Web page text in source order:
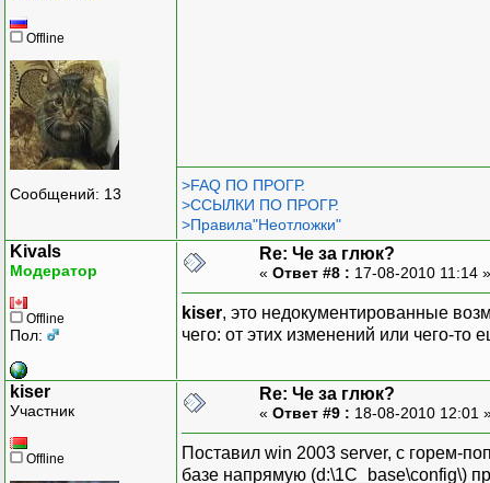
Offline
Сообщений: 13
>FAQ ПО ПРОГР.
>ССЫЛКИ ПО ПРОГР.
>Правила"Неотложки"
Kivals
Модератор
Offline
Пол:
Re: Че за глюк?
« Ответ #8 : 17-08-2010 11:14
kiser, это недокументированные
чего: от этих изменений или чего-то
kiser
Участник
Offline
Re: Че за глюк?
« Ответ #9 : 18-08-2010 12:01
Поставил win 2003 server, с горем-
базе напрямую (d:\1C_base\config\)